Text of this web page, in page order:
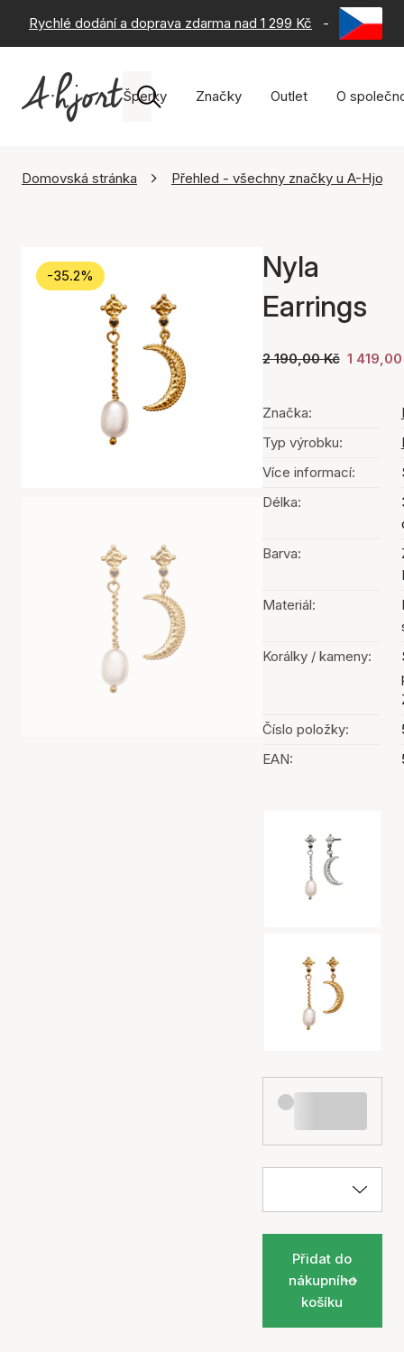
Rychlé dodání a doprava zdarma nad 1 299 Kč - 60 dní
Šperky Značky Outlet O
Domovská stránka Přehled - všechny značky u A-Hjort
-35.2%
Nyla
Earrings
2 190,00 Kč 1
Značka:
Typ výrobku:
Více informací:
Délka:
Barva:
Materiál:
Korálky / kameny:
Číslo položky:
EAN:
Přidat do
nákupního
košíku